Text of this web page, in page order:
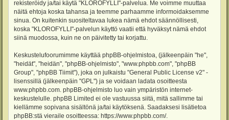
rekisteröidy ja/tai käytä "KLOROFYLLI"-palvelua. Me voimme muuttaa
näitä ehtoja koska tahansa ja teemme parhaamme informoidaksemme
sinua. On kuitenkin suositeltavaa lukea nämä ehdot säännöllisesti,
koska "KLOROFYLLI"-palvelun käyttö vaatii että hyväksyt nämä ehdot
siinä muodossa, kuin ne on päivitetty tai korjattu.
Keskustelufoorumimme käyttää phpBB-ohjelmistoa, (jälkeenpäin "he",
"heidät", "heidän", "phpBB-ohjelmisto", "www.phpbb.com", "phpBB
Group", "phpBB Tiimit"), joka on julkaistu "General Public License v2" -
lisenssillä (jälkeenpäin "GPL") ja se voidaan ladata osoitteesta
www.phpbb.com . phpBB-ohjelmisto luo vain ympäristön internet-
keskustelulle. phpBB Limited ei ole vastuussa siitä, mitä sallimme tai
kiellämme sopivana sisältönä ja/tai käytöksenä. Saadaksesi lisätietoa
phpBB:stä vieraile osoitteessa: https://www.phpbb.com/.